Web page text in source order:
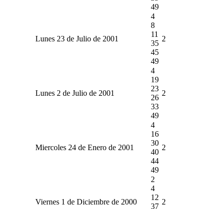
49
Lunes 23 de Julio de 2001
4
8
11
35
45
49
2
Lunes 2 de Julio de 2001
4
19
23
26
33
49
2
Miercoles 24 de Enero de 2001
4
16
30
40
44
49
2
Viernes 1 de Diciembre de 2000
2
4
12
37
2